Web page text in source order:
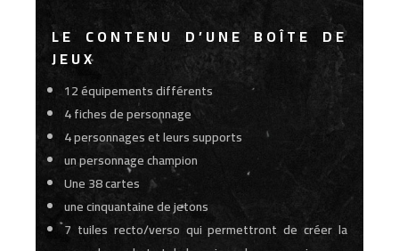
LE CONTENU D’UNE BOÎTE DE
JEUX
12 équipements différents
4 fiches de personnage
4 personnages et leurs supports
un personnage champion
Une 38 cartes
une cinquantaine de jetons
7 tuiles recto/verso qui permettront de créer la